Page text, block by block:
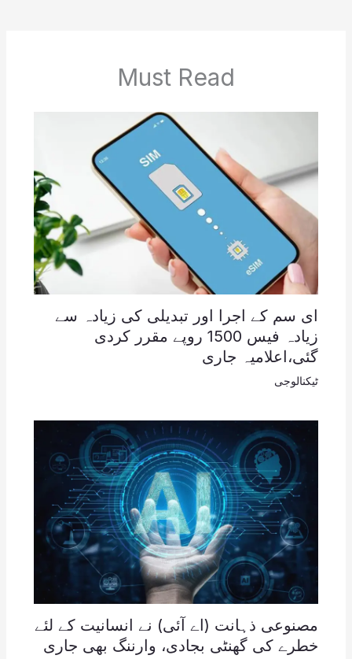
Must Read
ای سم کے اجرا اور تبدیلی کی زیادہ سے
زیادہ فیس 1500 روپے مقرر کردی
گئی،اعلامیہ جاری
ٹیکنالوجی
مصنوعی ذہانت (اے آئی) نے انسانیت کے لئے
خطرے کی گھنٹی بجادی، وارننگ بھی جاری